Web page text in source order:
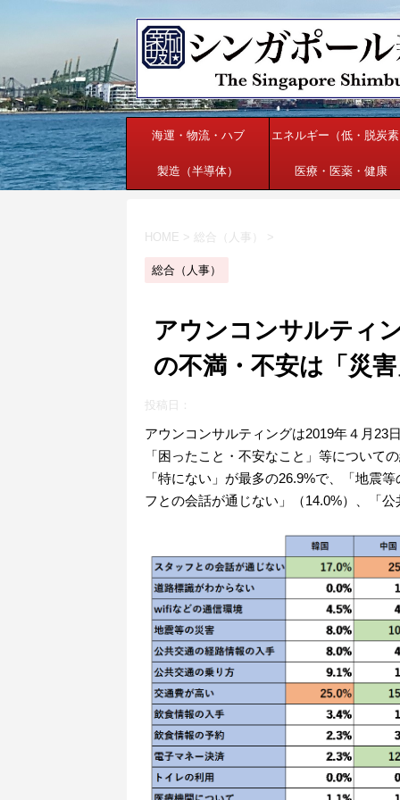
海運・物流・ハブ エネルギー（低・脱炭
製造（半導体） 医療・医薬・健康
HOME > 総合（人事） >
総合（人事）
アウンコンサルティ
の不満・不安は「災
投稿日：
アウンコンサルティングは2019年４月23
「困ったこと・不安なこと」等について
「特にない」が最多の26.9%で、「地震
フとの会話が通じない」（14.0%）、「